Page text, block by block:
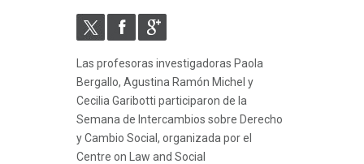
Las profesoras investigadoras Paola
Bergallo, Agustina Ramón Michel y
Cecilia Garibotti participaron de la
Semana de Intercambios sobre Derecho
y Cambio Social, organizada por el
Centre on Law and Social